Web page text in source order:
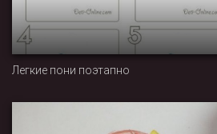
Легкие пони поэтапно